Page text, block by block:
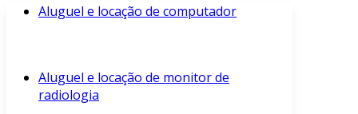
Aluguel e locação de computador
Aluguel e locação de monitor de
radiologia